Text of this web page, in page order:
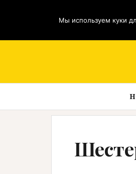
Мы используем куки